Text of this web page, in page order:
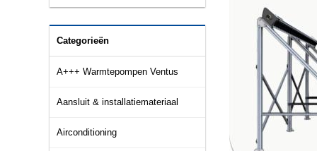
Categorieën
A+++ Warmtepompen Ventus
Aansluit & installatiemateriaal
Airconditioning